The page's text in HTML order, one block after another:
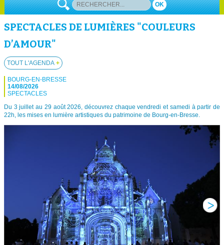
OK
SPECTACLES DE LUMIÈRES "COULEURS
D’AMOUR"
TOUT L'AGENDA +
BOURG-EN-BRESSE
14/08/2026
SPECTACLES
Du 3 juillet au 29 août 2026, découvrez chaque vendredi et samedi à partir de
22h, les mises en lumière artistiques du patrimoine de Bourg-en-Bresse.